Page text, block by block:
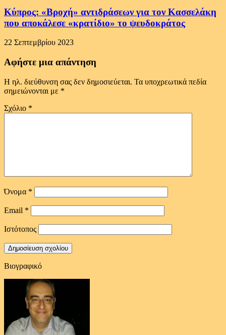
Κύπρος: «Βροχή» αντιδράσεων για τον Κασσελάκη
που αποκάλεσε «κρατίδιο» το ψευδοκράτος
22 Σεπτεμβρίου 2023
Αφήστε μια απάντηση
Η ηλ. διεύθυνση σας δεν δημοσιεύεται. Τα υποχρεωτικά πεδία
σημειώνονται με *
Σχόλιο *
Όνομα *
Email *
Ιστότοπος
Βιογραφικό